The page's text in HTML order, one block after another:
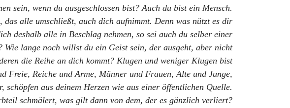
sein, wenn du ausgeschlossen bist? Auch du bist ein Mensch.
alle umschließt, auch dich aufnimmt. Denn was nützt es dir
deshalb alle in Beschlag nehmen, so sei auch du selber einer
Wie lange noch willst du ein Geist sein, der ausgeht, aber nicht
die Reihe an dich kommt? Klugen und weniger Klugen bist
Freie, Reiche und Arme, Männer und Frauen, Alte und Junge,
aus deinem Herzen wie aus einer öffentlichen Quelle.
schmälert, was gilt dann von dem, der es gänzlich verliert?